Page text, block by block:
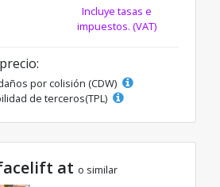
Incluye tasas e
impuestos. (VAT)
por colisión (CDW)
de terceros(TPL)
at o similar